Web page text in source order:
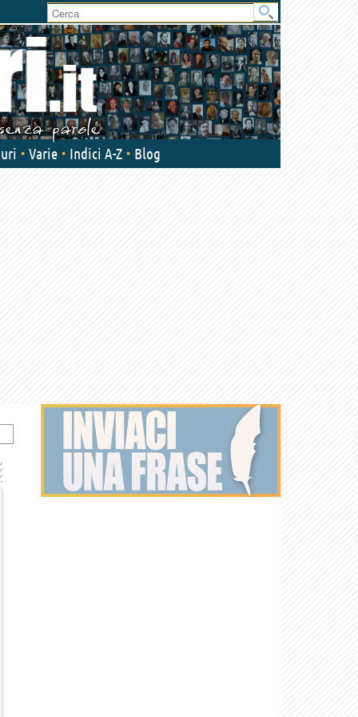
User
area
Varie Indici A-Z Blog